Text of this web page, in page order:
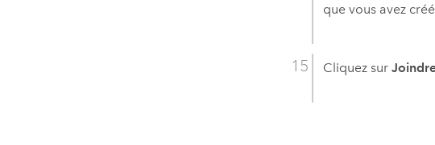
que vous avez
Cliquez sur